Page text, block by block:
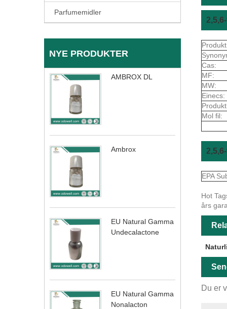
Parfumemidler
NYE PRODUKTER
AMBROX DL
Ambrox
EU Natural Gamma
Undecalactone
EU Natural Gamma
Nonalacton
Cas:
MF:
MW:
Einecs:
Mol fil:
EPA
Hot
års
Du er